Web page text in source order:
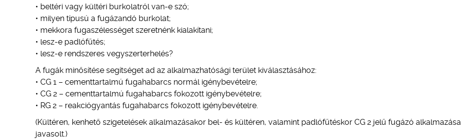
• beltéri vagy kültéri burkolatról van-e szó;
• milyen típusú a fugázandó burkolat;
• mekkora fugaszélességet szeretnénk kialakítani;
• lesz-e padlófűtés;
• lesz-e rendszeres vegyszerterhelés?
A fugák minősítése segítséget ad az alkalmazhatósági terület kiválasztásához:
• CG 1 – cementtartalmú fugahabarcs normál igénybevételre;
• CG 2 – cementtartalmú fugahabarcs fokozott igénybevételre;
• RG 2 – reakciógyantás fugahabarcs fokozott igénybevételre.
(Kültéren, kenhető szigetelések alkalmazásakor bel- és kültéren, valamint padlófűtéskor CG 2 jelű fugázó alkalmazása
javasolt.)